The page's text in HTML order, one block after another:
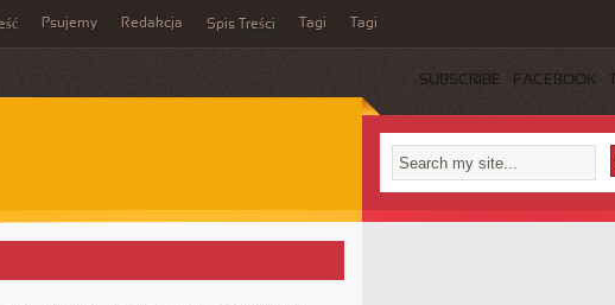
Psujemy Redakcja Spis Treści Tagi Tagi
SUBSCRIBE FACEBOOK